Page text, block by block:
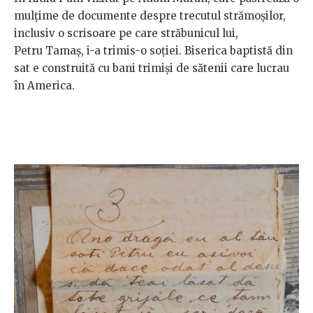
mulțime de documente despre trecutul strămoșilor,
inclusiv o scrisoare pe care străbunicul lui,
Petru Tamaș, i-a trimis-o soției. Biserica baptistă din
sat e construită cu bani trimiși de sătenii care lucrau
în America.